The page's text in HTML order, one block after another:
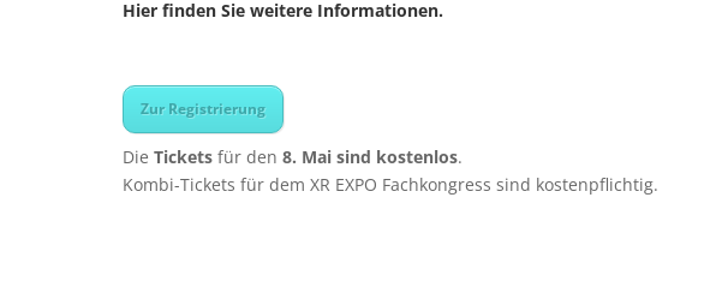
Hier finden Sie weitere Informationen.
Zur Registrierung
Die Tickets für den 8. Mai sind kostenlos.
Kombi-Tickets für dem XR EXPO Fachkongress sind kostenpflichtig.